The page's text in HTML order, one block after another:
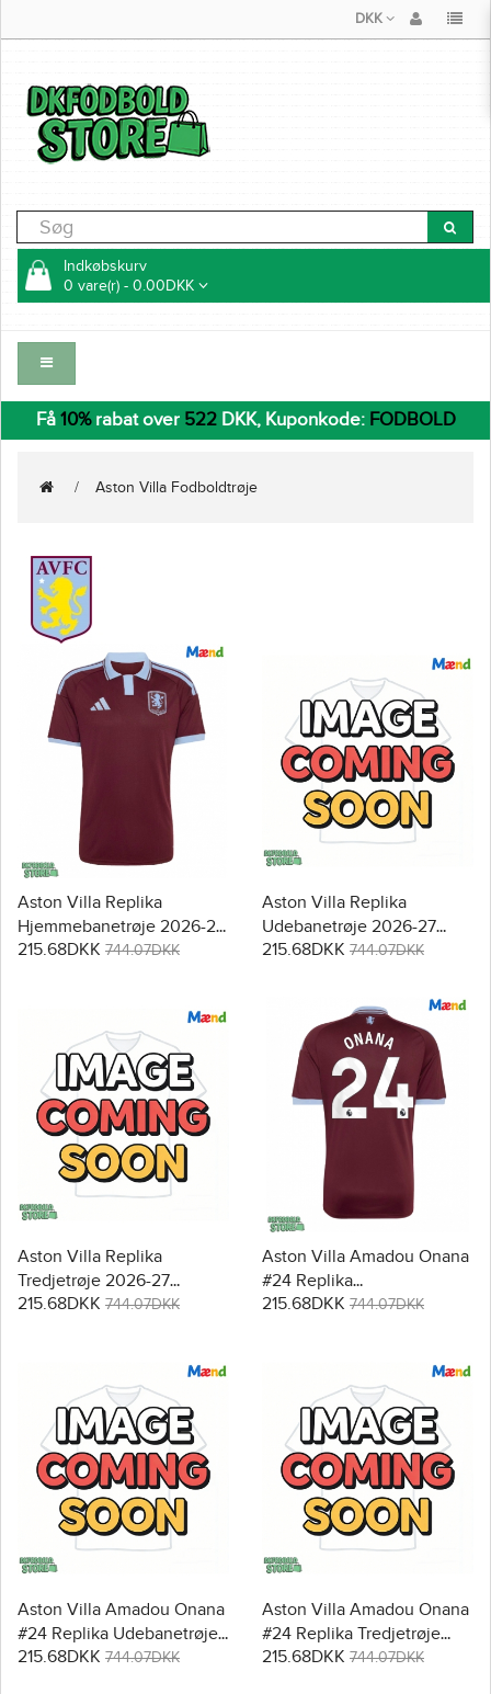
DKK
Indkøbskurv
0 vare(r) - 0.00DKK
Få 10%rabat over 522DKK, Kuponkode: FODBOLD
Aston Villa Fodboldtrøje
Aston Villa Replika
Hjemmebanetrøje 2026-27
Kortærmet
215.68DKK 744.07DKK
Aston Villa Replika
Udebanetrøje 2026-27
Kortærmet
215.68DKK 744.07DKK
Aston Villa Replika
Tredjetrøje 2026-27
Kortærmet
215.68DKK 744.07DKK
Aston Villa Amadou Onana
#24 Replika
Hjemmebanetrøje 2026-27
215.68DKK 744.07DKK
Aston Villa Amadou Onana
#24 Replika Udebanetrøje
2026-27 Kortærmet
215.68DKK 744.07DKK
Aston Villa Amadou Onana
#24 Replika Tredjetrøje
2026-27 Kortærmet
215.68DKK 744.07DKK